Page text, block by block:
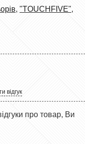
, "TOUCHFIVE",
відгук
про товар, Ви